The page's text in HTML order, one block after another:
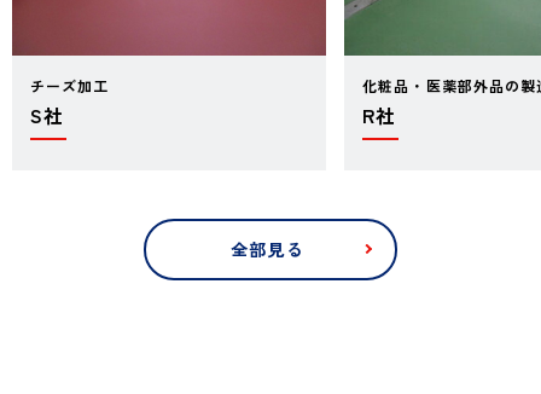
チーズ加工
S社
化粧品・医薬部外品の製
R社
全部見る